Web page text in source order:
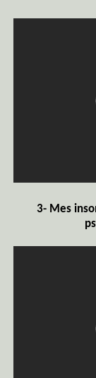
3- Mes